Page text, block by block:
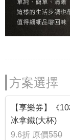
方案選擇
【享樂券】《
冰拿鐵(大杯)
9.6折 原價550